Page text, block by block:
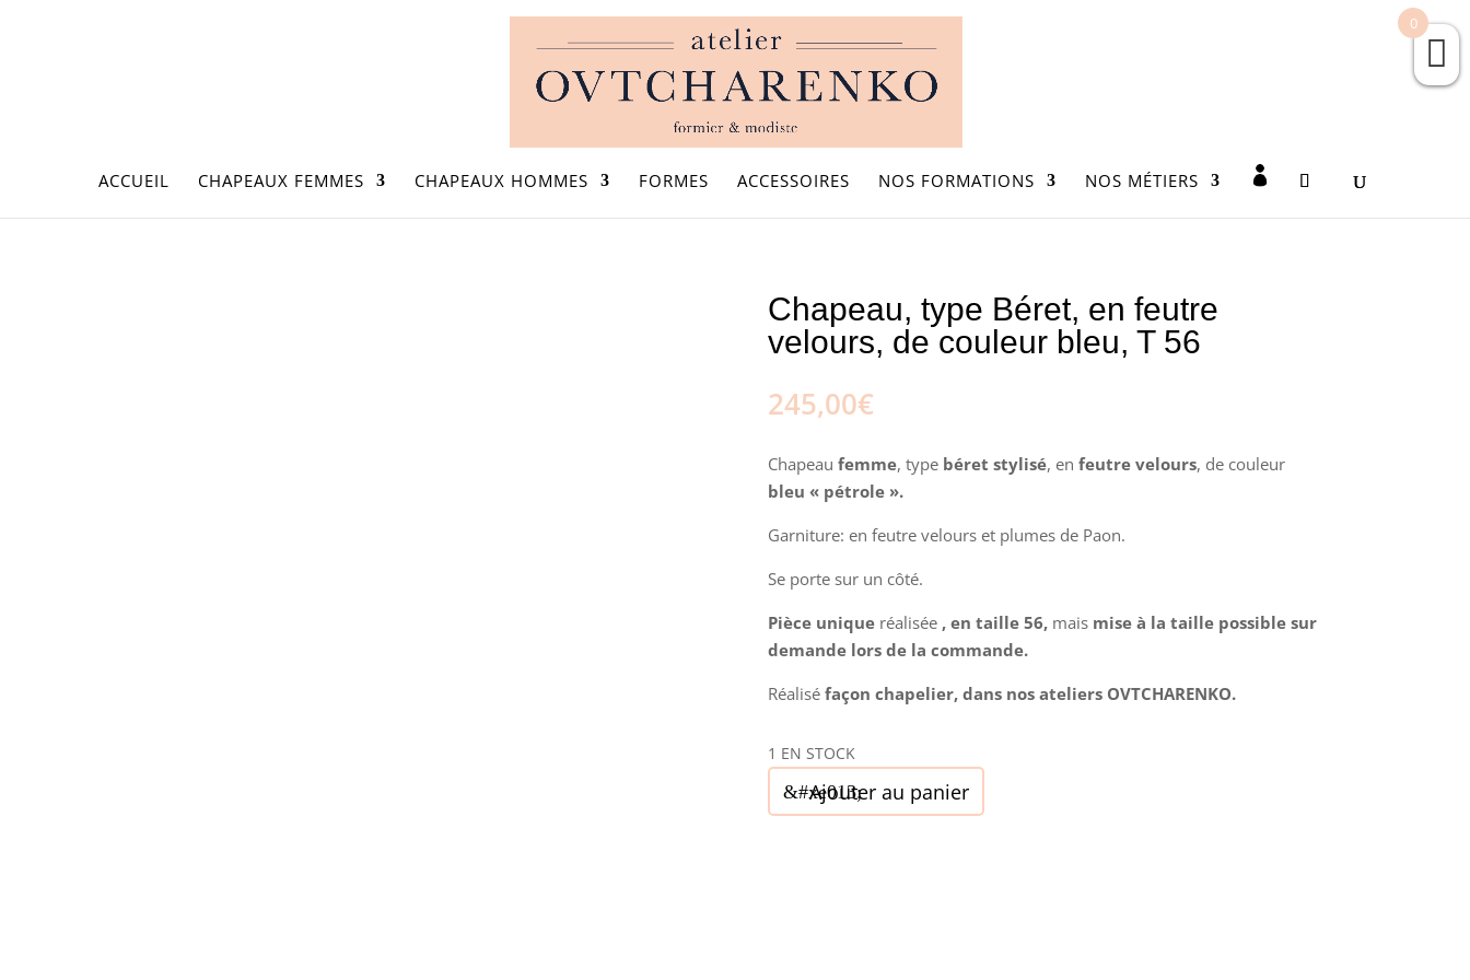
ACCUEIL CHAPEAUX FEMMES CHAPEAUX HOMMES FORMES ACCESSOIRES NOS FORMATIONS
NOS MÉTIERS
Chapeau, type Béret, en feutre
velours, de couleur bleu, T 56
245,00€
Chapeau femme, type béret stylisé, en feutre velours, de couleur
bleu « pétrole ».
Garniture: en feutre velours et plumes de Paon.
Se porte sur un côté.
Pièce uniqueréalisée , en taille 56,mais mise à la taille possible sur
demande lors de la commande.
Réalisé façon chapelier, dans nos ateliers OVTCHARENKO.
1 EN STOCK
quantitéAjouter au panier
0